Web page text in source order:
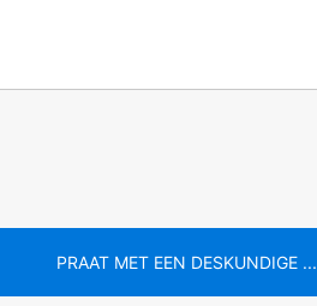
PRAAT MET EEN DESKUNDIGE ...
naar overige ontvangers.
van bezwaar bij de